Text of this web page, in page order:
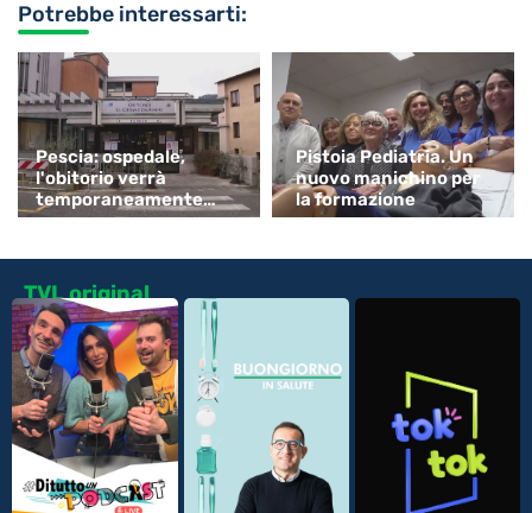
Potrebbe interessarti:
Pescia: ospedale,
l'obitorio verrà
temporaneamente
spostato
Pistoia Pediatria. Un
nuovo manichino per
la formazione
TVL original